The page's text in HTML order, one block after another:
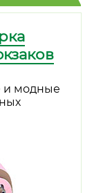
и модные